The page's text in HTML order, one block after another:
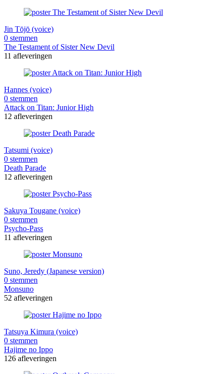
Jin Tōjō (voice)
0 stemmen
The Testament of Sister New Devil
11 afleveringen
Hannes (voice)
0 stemmen
Attack on Titan: Junior High
12 afleveringen
Tatsumi (voice)
0 stemmen
Death Parade
12 afleveringen
Sakuya Tougane (voice)
0 stemmen
Psycho-Pass
11 afleveringen
Suno, Jeredy (Japanese version)
0 stemmen
Monsuno
52 afleveringen
Tatsuya Kimura (voice)
0 stemmen
Hajime no Ippo
126 afleveringen